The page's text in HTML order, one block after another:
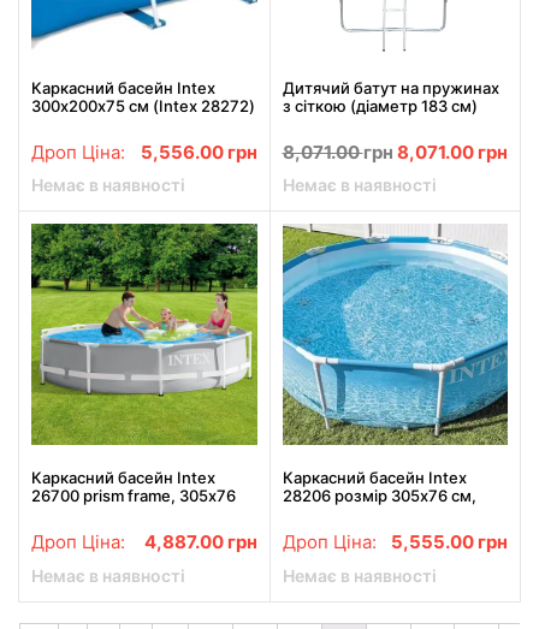
Каркасний басейн Intex
300х200х75 см (Intex 28272)
Дроп Ціна: 5,556.00 грн
Немає в наявності
Дитячий батут на пружинах
з сіткою (діаметр 183 см)
8,071.00грн 8,071.00 грн
Немає в наявності
Каркасний басейн Intex
26700 prism frame, 305х76
Дроп Ціна: 4,887.00 грн
Немає в наявності
Каркасний басейн Intex
28206 розмір 305х76 см,
Дроп Ціна: 5,555.00 грн
Немає в наявності